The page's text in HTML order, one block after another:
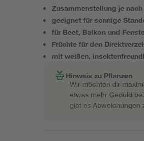
Zusammenstellung je
geeignet für sonnige
für Beet, Balkon und
Früchte für den
mit weißen,
Hinweis zu Pflanzen
Wir möchten dir
etwas mehr Geduld
gibt es Abweichungen